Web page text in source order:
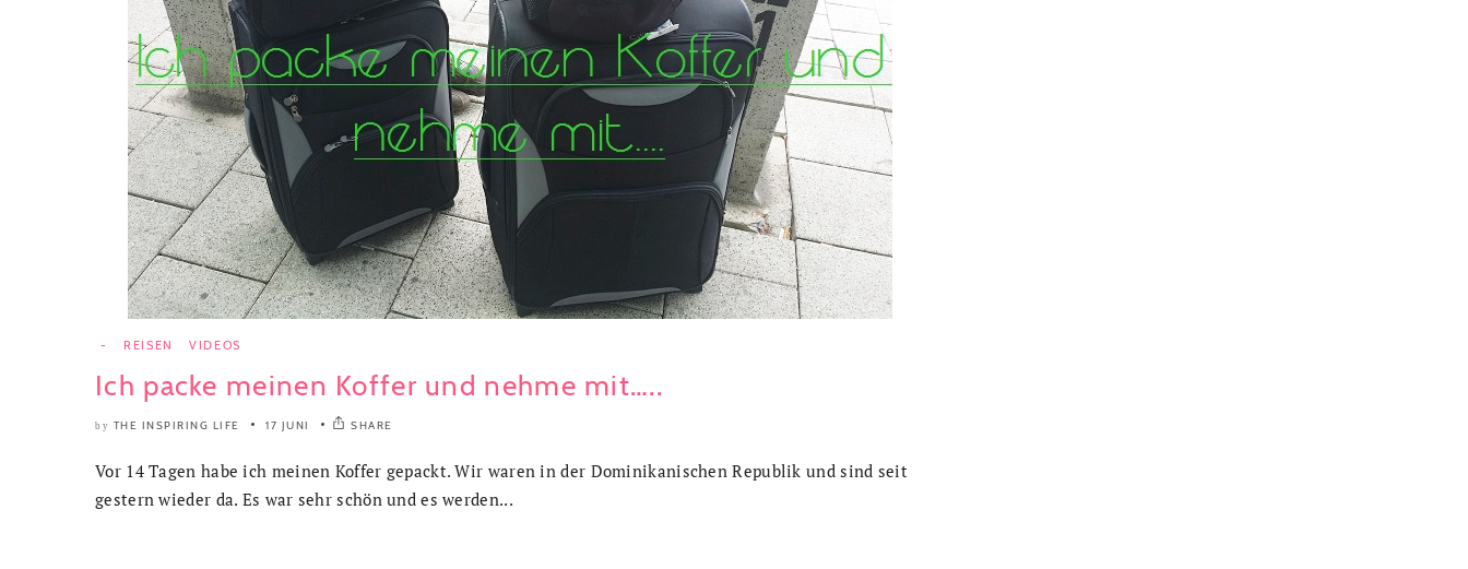
- REISEN VIDEOS
Ich packe meinen Koffer und nehme mit…..
by THE INSPIRING LIFE 17 JUNI SHARE
Vor 14 Tagen habe ich meinen Koffer gepackt. Wir waren in der Dominikanischen Republik und sind seit
gestern wieder da. Es war sehr schön und es werden...